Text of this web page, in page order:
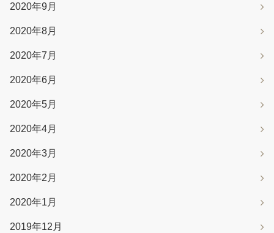
2020年9月
2020年8月
2020年7月
2020年6月
2020年5月
2020年4月
2020年3月
2020年2月
2020年1月
2019年12月